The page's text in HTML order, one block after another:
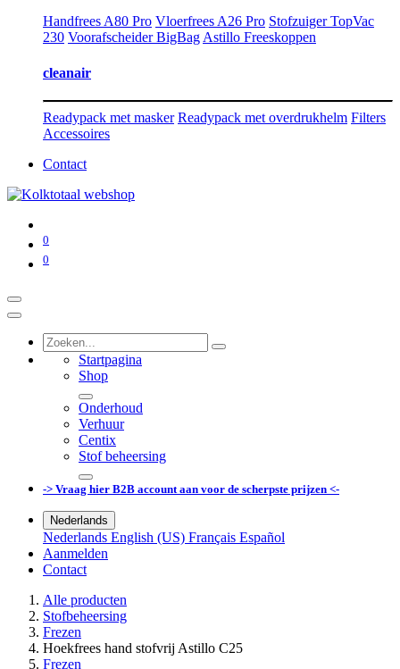
Handfrees A80 Pro Vloerfrees A26 Pro Stofzuiger TopVac
230 Voorafscheider BigBag Astillo Freeskoppen
cleanair
Readypack met masker Readypack met overdrukhelm Filters
Accessoires
Contact
0
0
Startpagina
Shop
Onderhoud
Verhuur
Centix
Stof beheersing
-> Vraag hier B2B account aan voor de scherpste prijzen <-
Nederlands
Nederlands English (US) Français Español
Aanmelden
Contact
Alle producten
Stofbeheersing
Frezen
Hoekfrees hand stofvrij Astillo C25
Frezen